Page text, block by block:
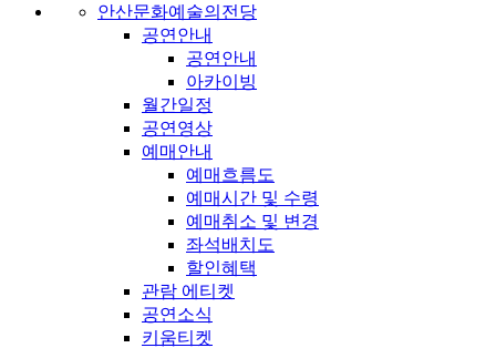
안산문화예술의전당
공연안내
공연안내
아카이빙
월간일정
공연영상
예매안내
예매흐름도
예매시간 및 수령
예매취소 및 변경
좌석배치도
할인혜택
관람 에티켓
공연소식
키움티켓